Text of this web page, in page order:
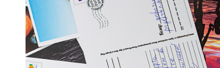
Фото